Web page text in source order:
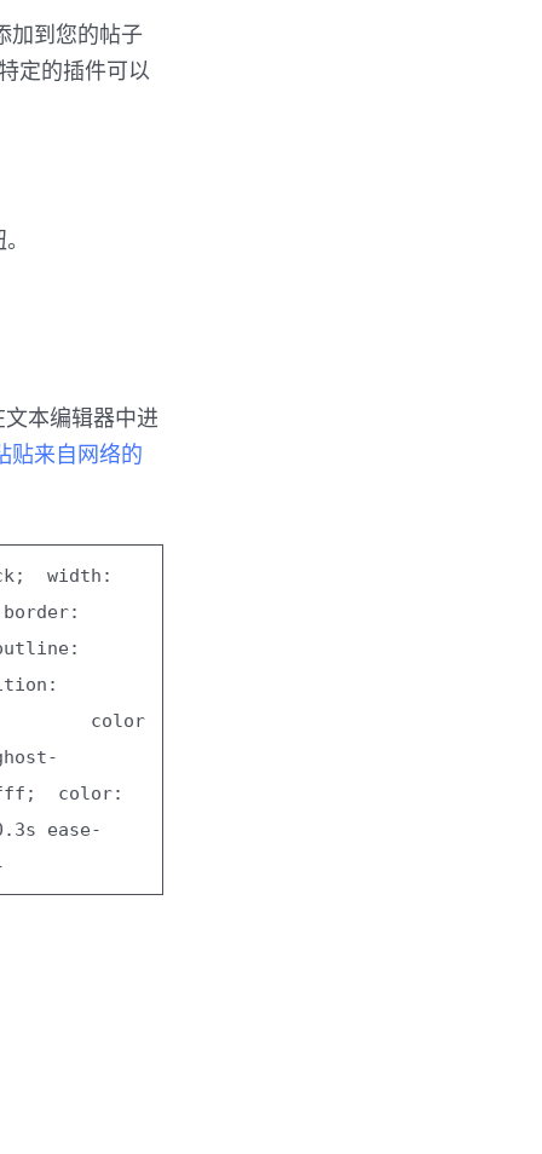
加到您的帖子
定的插件可以
文本编辑器中进
贴来自网络的
; width :
border:
:
:
color
; color:
s ease-